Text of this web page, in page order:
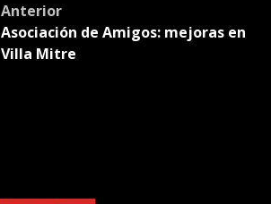
Post
navigation
Anterior
Asociación de Amigos: mejoras en
Villa Mitre